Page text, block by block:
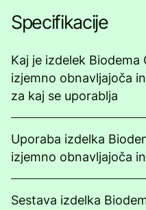
Specifikacije
Kaj je izdelek Biodema
izjemno obnavljajoča
za kaj se uporablja
Uporaba izdelka
izjemno obnavljajoča
Sestava izdelka